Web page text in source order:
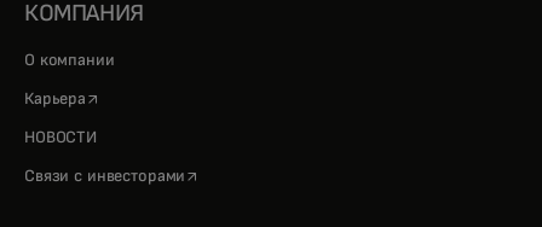
КОМПАНИЯ
О компании
Карьера opens in a new tab
НОВОСТИ
Связи с инвесторами opens in a new tab